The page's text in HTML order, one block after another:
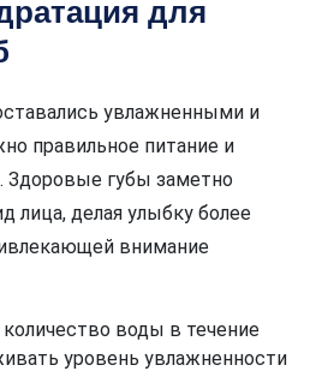
для
увлажненными и
правильное питание и
Здоровые губы заметно
лица, делая улыбку более
внимание
воды в течение
уровень увлажненности